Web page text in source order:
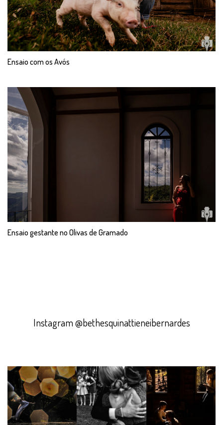
Ensaio com os Avós
Ensaio gestante no Olivas de Gramado
Instagram @bethesquinattieneibernardes